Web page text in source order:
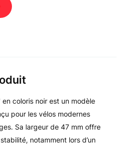
coloris noir est un modèle
pour les vélos modernes
Sa largeur de 47 mm offre
notamment lors d’un